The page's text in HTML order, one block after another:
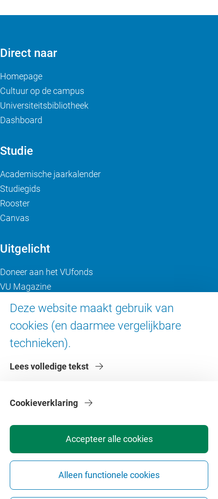
Deze website maakt gebruik van
cookies (en daarmee vergelijkbare
technieken).
Lees volledige tekst
Accepteer alle cookies
Alleen functionele cookies
Cookieverklaring
Direct naar
Homepage
Cultuur op de campus
Universiteitsbibliotheek
Dashboard
Studie
Academische jaarkalender
Studiegids
Rooster
Canvas
Uitgelicht
Doneer aan het VUfonds
VU Magazine
Over de VU
Contact en route
Faculteiten